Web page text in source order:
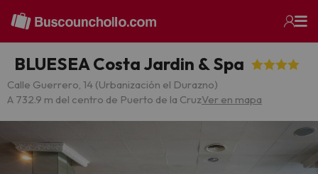
BLUESEA Costa Jardin & Spa
Calle Guerrero, 14 (Urbanización el Durazno)
A 732.9 m del centro de Puerto de la CruzVer en mapa